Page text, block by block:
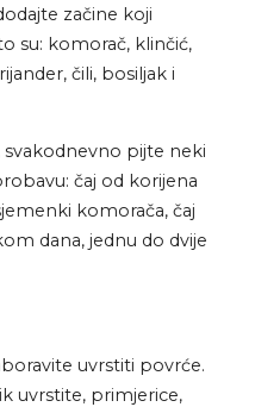
začine koji
su: komorač, klinčić,
čili, bosiljak i
pijte neki
čaj od korijena
komorača, čaj
dana, jednu do dvije
uvrstiti povrće.
uvrstite, primjerice,